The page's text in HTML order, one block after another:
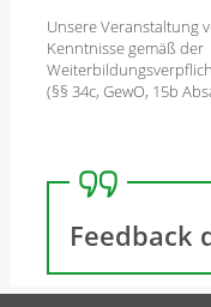
Unsere Veranstaltung
Kenntnisse gemäß der
(§§ 34c, GewO, 15b
Feedback